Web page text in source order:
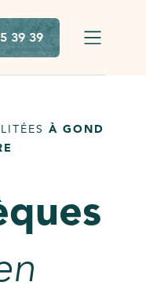
39 39
À GOND